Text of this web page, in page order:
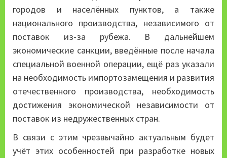
городов и населённых пунктов, а также
национального производства, независимого от
поставок из-за рубежа. В дальнейшем
экономические санкции, введённые после начала
специальной военной операции, ещё раз указали
на необходимость импортозамещения и развития
отечественного производства, необходимость
достижения экономической независимости от
поставок из недружественных стран.
В связи с этим чрезвычайно актуальным будет
учёт этих особенностей при разработке новых